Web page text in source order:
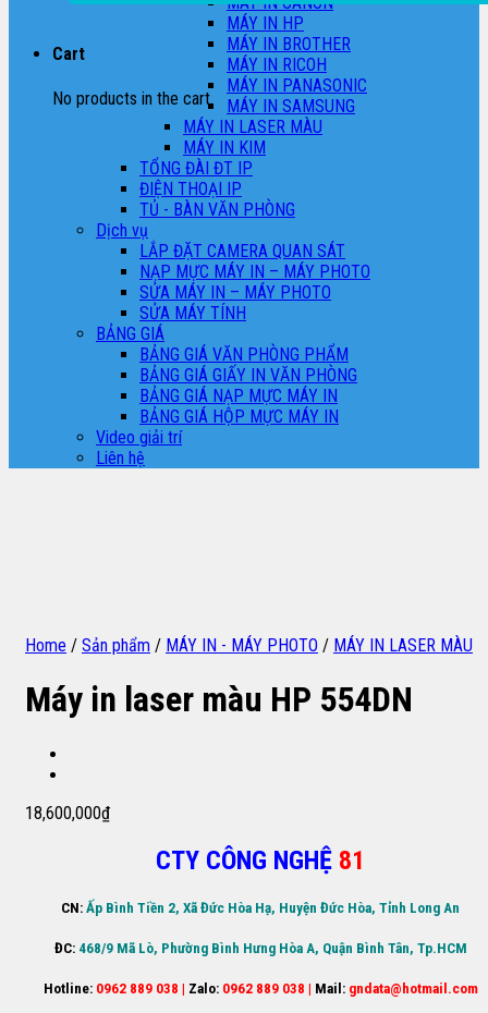
Cart
No products in the cart.
MÁY IN HP
MÁY IN BROTHER
MÁY IN RICOH
MÁY IN PANASONIC
MÁY IN SAMSUNG
MÁY IN LASER MÀU
MÁY IN KIM
TỔNG ĐÀI ĐT IP
ĐIỆN THOẠI IP
TỦ - BÀN VĂN PHÒNG
Dịch vụ
LẮP ĐẶT CAMERA QUAN SÁT
NẠP MỰC MÁY IN – MÁY PHOTO
SỬA MÁY IN – MÁY PHOTO
SỬA MÁY TÍNH
BẢNG GIÁ
BẢNG GIÁ VĂN PHÒNG PHẨM
BẢNG GIÁ GIẤY IN VĂN PHÒNG
BẢNG GIÁ NẠP MỰC MÁY IN
BẢNG GIÁ HỘP MỰC MÁY IN
Video giải trí
Liên hệ
Home / Sản phẩm / MÁY IN - MÁY PHOTO / MÁY IN LASER MÀU
Máy in laser màu HP 554DN
18,600,000₫
CTY CÔNG NGHỆ 81
CN: Ấp Bình Tiền 2, Xã Đức Hòa Hạ, Huyện Đức Hòa, Tỉnh Long An
ĐC:468/9 Mã Lò, Phường Bình Hưng Hòa A, Quận Bình Tân, Tp.HCM
Hotline:0962 889 038 | Zalo:0962 889 038 | Mail:gndata@hotmail.com